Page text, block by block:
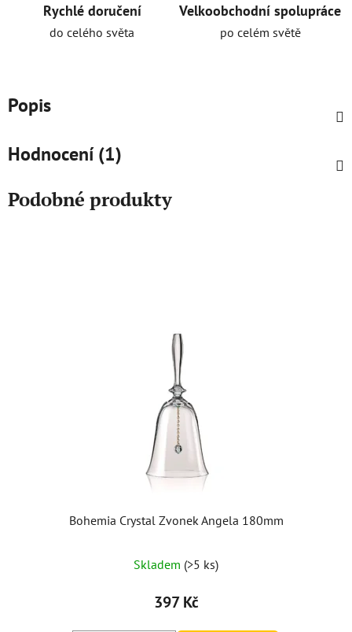
Rychlé doručení
do celého světa
Velkoobchodní spolupráce
po celém světě
Popis
Hodnocení (1)
Podobné produkty
Bohemia Crystal Zvonek Angela 180mm
hodnocení
produktu
Skladem (>5 ks)
397 Kč